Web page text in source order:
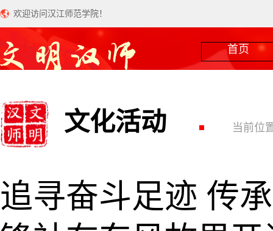
欢迎访问汉江师范学院！
首页
文化活动 当前位
追寻奋斗足迹 传